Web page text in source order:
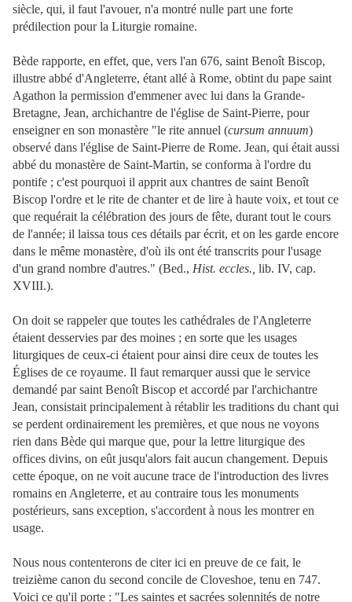
siècle, qui, il faut l'avouer, n'a montré nulle part une forte
prédilection pour la Liturgie romaine.
Bède rapporte, en effet, que, vers l'an 676, saint Benoît Biscop,
illustre abbé d'Angleterre, étant allé à Rome, obtint du pape saint
Agathon la permission d'emmener avec lui dans la Grande-
Bretagne, Jean, archichantre de l'église de Saint-Pierre, pour
enseigner en son monastère "le rite annuel (cursum annuum)
observé dans l'église de Saint-Pierre de Rome. Jean, qui était aussi
abbé du monastère de Saint-Martin, se conforma à l'ordre du
pontife ; c'est pourquoi il apprit aux chantres de saint Benoît
Biscop l'ordre et le rite de chanter et de lire à haute voix, et tout ce
que requérait la célébration des jours de fête, durant tout le cours
de l'année; il laissa tous ces détails par écrit, et on les garde encore
dans le même monastère, d'où ils ont été transcrits pour l'usage
d'un grand nombre d'autres." (Bed., Hist. eccles., lib. IV, cap.
XVIII.).
On doit se rappeler que toutes les cathédrales de l'Angleterre
étaient desservies par des moines ; en sorte que les usages
liturgiques de ceux-ci étaient pour ainsi dire ceux de toutes les
Églises de ce royaume. Il faut remarquer aussi que le service
demandé par saint Benoît Biscop et accordé par l'archichantre
Jean, consistait principalement à rétablir les traditions du chant qui
se perdent ordinairement les premières, et que nous ne voyons
rien dans Bède qui marque que, pour la lettre liturgique des
offices divins, on eût jusqu'alors fait aucun changement. Depuis
cette époque, on ne voit aucune trace de l'introduction des livres
romains en Angleterre, et au contraire tous les monuments
postérieurs, sans exception, s'accordent à nous les montrer en
usage.
Nous nous contenterons de citer ici en preuve de ce fait, le
treizième canon du second concile de Cloveshoe, tenu en 747.
Voici ce qu'il porte : "Les saintes et sacrées solennités de notre